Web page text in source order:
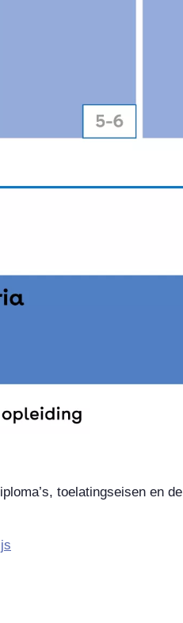
toelatingseisen en de